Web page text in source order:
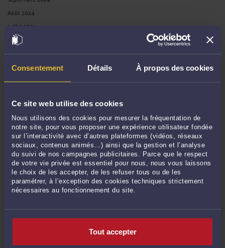
Consentement Détails À propos des cookies
Ce site web utilise des cookies
Nous utilisons des cookies pour mesurer la fréquentation de
notre site, pour vous proposer une expérience utilisateur fondée
sur l’interactivité avec d’autres plateformes (vidéos, réseaux
sociaux, contenus animés…) ainsi que la gestion et l’analyse
du suivi de nos campagnes publicitaires. Parce que le respect
de votre vie privée est essentiel pour nous, nous vous laissons
le choix de les accepter, de les refuser tous ou de les
paramétrer, à l’exception des cookies techniques strictement
nécessaires au fonctionnement du site.
Tout accepter
Août 2024
Juillet 2024
Juin 2024
Mai 2024
Avril 2024
Mars 2024
Janvier 2024
Décembre 2023
Novembre 2023
Octobre 2023
Septembre 2023
Juin 2023
Mai 2023
Décembre 2022